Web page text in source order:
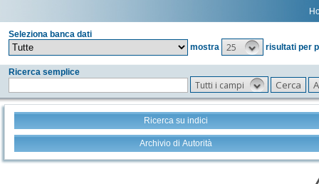
Seleziona banca dati
mostra
25 risultati per
Ricerca semplice
Tutti i campi
Ricerca su indici
Archivio di Autorità